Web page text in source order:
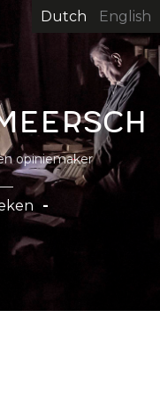
Dutch English
opiniemaker